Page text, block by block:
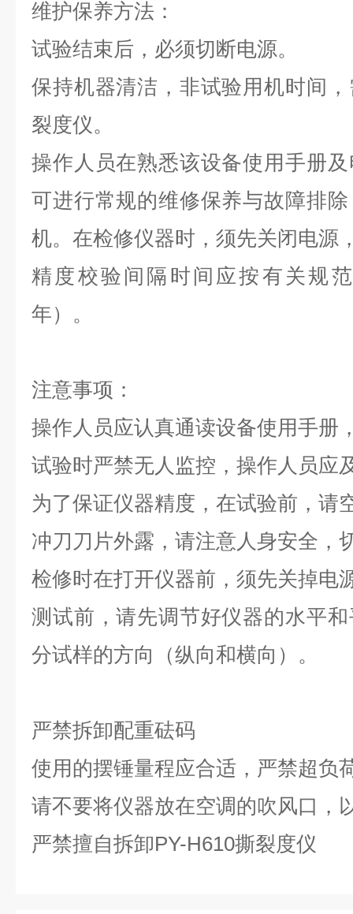
维护保养方法：
试验结束后，必须切断电源。
保持机器清洁，非试验用机时间
裂度仪。
操作人员在熟悉该设备使用手册
可进行常规的维修保养与故障排
机。在检修仪器时，须先关闭电源
精度校验间隔时间应按有关规
年）。
注意事项：
操作人员应认真通读设备使用手册
试验时严禁无人监控，操作人员应
为了保证仪器精度，在试验前，请
冲刀刀片外露，请注意人身安全，
检修时在打开仪器前，须先关掉电
测试前，请先调节好仪器的水平
分试样的方向（纵向和横向）。
严禁拆卸配重砝码
使用的摆锤量程应合适，严禁超负
请不要将仪器放在空调的吹风口，
严禁擅自拆卸PY-H610撕裂度仪